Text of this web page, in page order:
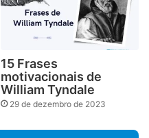
15 Frases
motivacionais de
William Tyndale
29 de dezembro de 2023